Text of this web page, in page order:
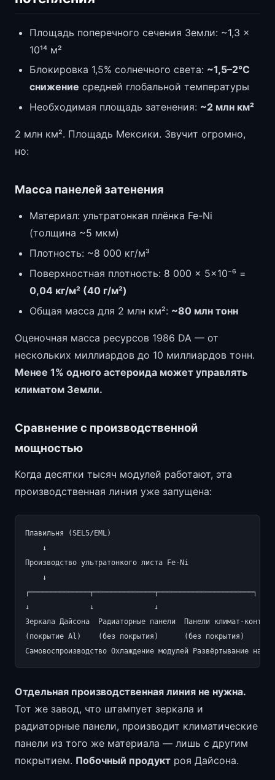
Площадь поперечного сечения Земли: ~1,3 ×
10¹⁴ м²
Блокировка 1,5% солнечного света: ~1,5–2°C
снижение средней глобальной температуры
Необходимая площадь затенения: ~2 млн км²
2 млн км². Площадь Мексики. Звучит огромно,
но:
Масса панелей затенения
Материал: ультратонкая плёнка Fe-Ni
(толщина ~5 мкм)
Плотность: ~8 000 кг/м³
Поверхностная плотность: 8 000 × 5×10⁻⁶ =
0,04 кг/м² (40 г/м²)
Общая масса для 2 млн км²: ~80 млн тонн
Оценочная масса ресурсов 1986 DA — от
нескольких миллиардов до 10 миллиардов тонн.
Менее 1% одного астероида может управлять
климатом Земли.
Сравнение с производственной
мощностью
Когда десятки тысяч модулей работают, эта
производственная линия уже запущена:
Плавильня (SEL5/EML)
    ↓
Производство ультратонкого листа Fe-Ni
    ↓
┌──────────────┬──────────────┬──────────────────────┐
↓              ↓              ↓
Зеркала Дайсона  Радиаторные панели  Панели климат-
(покрытие Al)    (без покрытия)      (без покрытия)
Отдельная производственная линия не нужна.
Тот же завод, что штампует зеркала и
радиаторные панели, производит климатические
панели из того же материала — лишь с другим
покрытием. Побочный продукт роя Дайсона.